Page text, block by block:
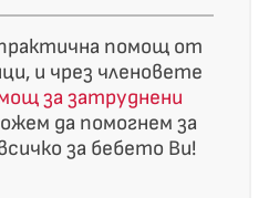
помощ от
и чрез членовете
за затруднени
да помогнем за
за бебето Ви!